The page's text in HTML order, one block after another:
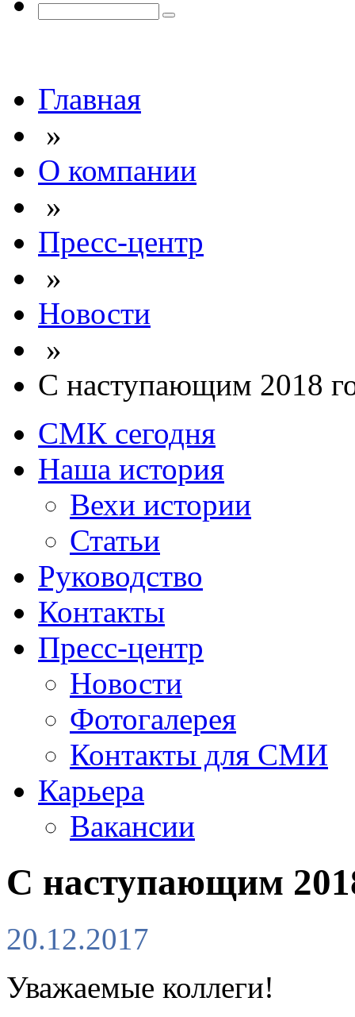
Главная
»
О компании
»
Пресс-центр
»
Новости
»
С наступающим 2018
СМК сегодня
Наша история
Вехи истории
Статьи
Руководство
Контакты
Пресс-центр
Новости
Фотогалерея
Контакты для СМИ
Карьера
Вакансии
С наступающим
20.12.2017
Уважаемые коллеги!